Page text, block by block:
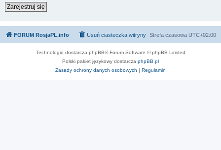
Zarejestruj się
FORUM RosjaPL.info Strefa czasowa UTC+02:00
Usuń ciasteczka witryny
Technologię dostarcza phpBB® Forum Software © phpBB Limited
Polski pakiet językowy dostarcza phpBB.pl
Zasady ochrony danych osobowych | Regulamin